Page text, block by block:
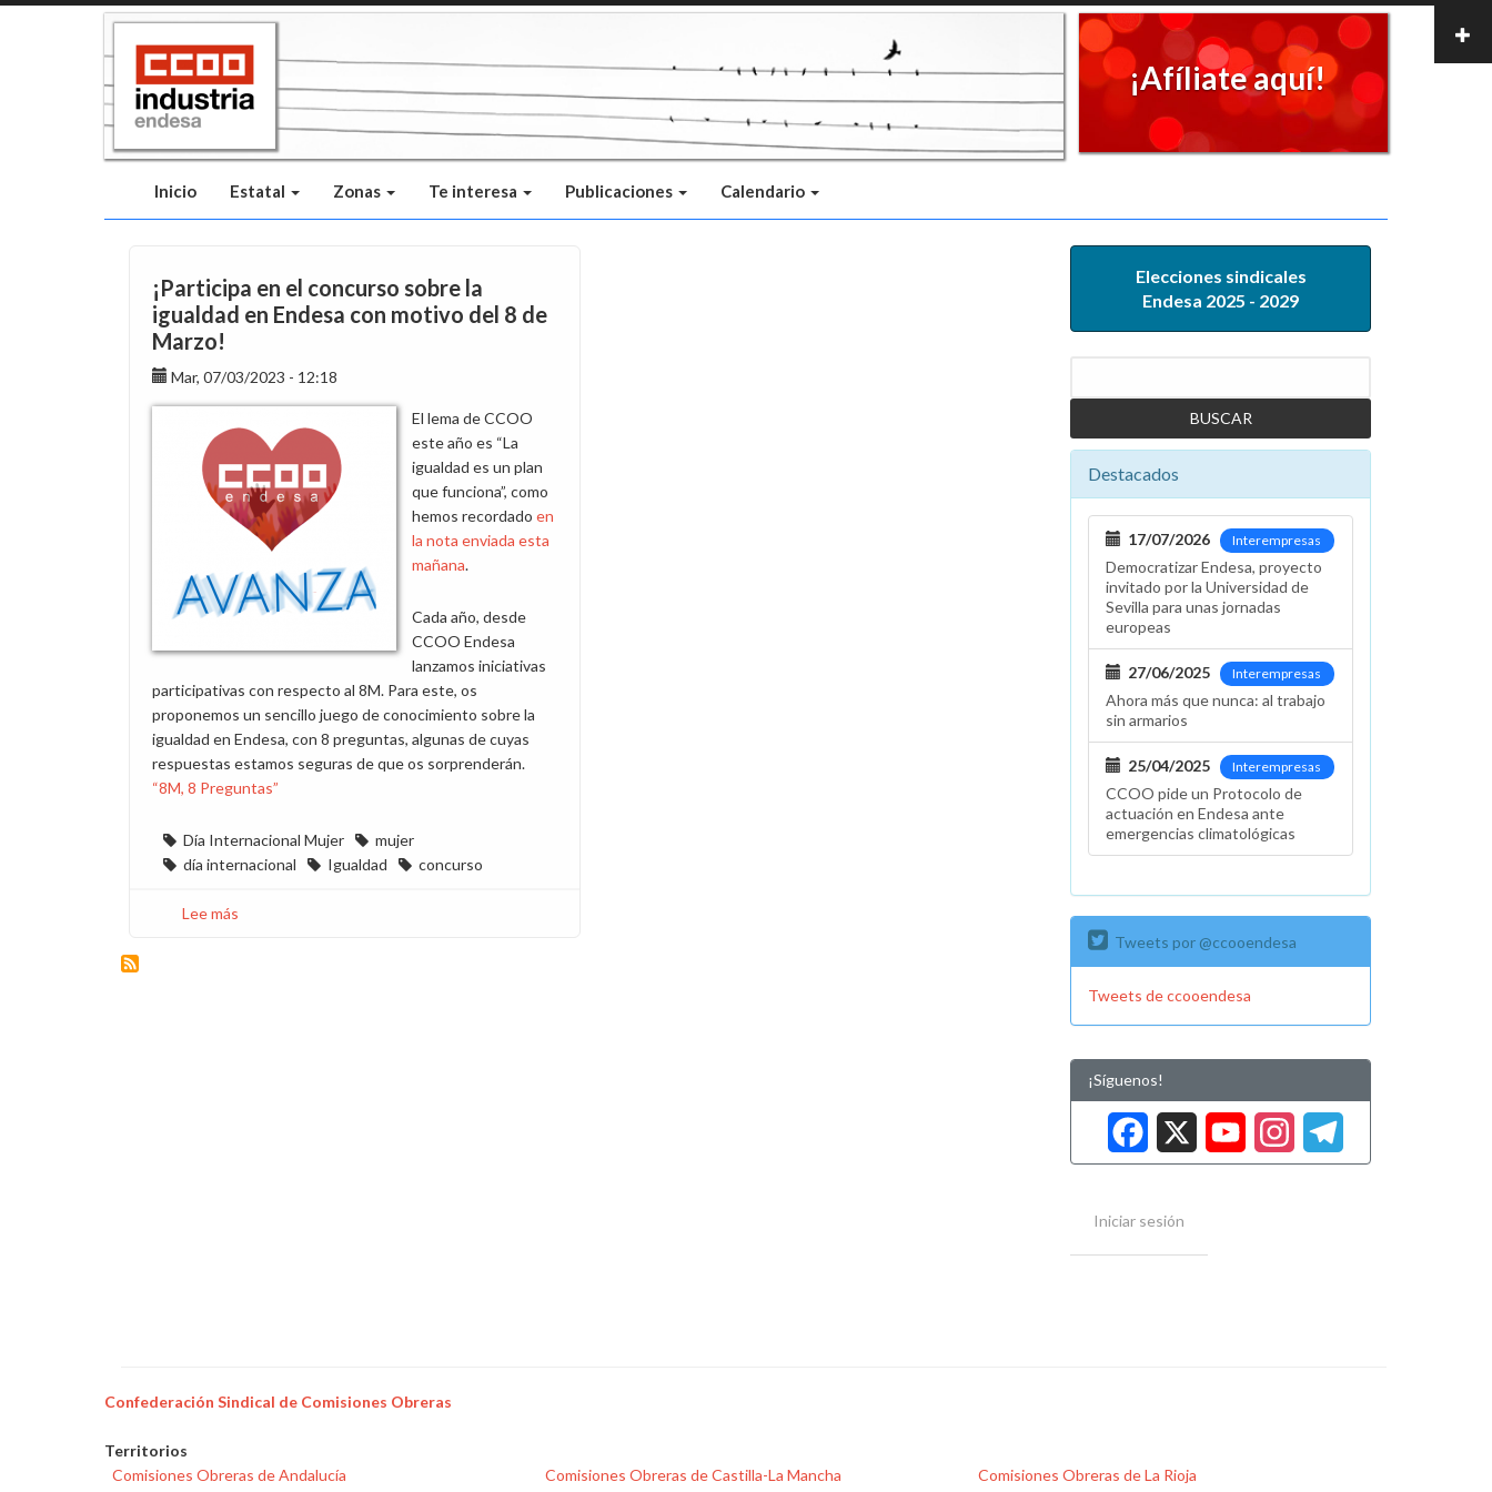
¡Afíliate aquí!
Inicio Estatal Zonas Te interesa Publicaciones Calendario
¡Participa en el concurso sobre la
igualdad en Endesa con motivo del 8 de
Marzo!
Mar, 07/03/2023 - 12:18
El lema de CCOO
este año es “La
igualdad es un plan
que funciona”, como
hemos recordado en
la nota enviada esta
mañana.
Cada año, desde
CCOO Endesa
lanzamos iniciativas
participativas con respecto al 8M. Para este, os
proponemos un sencillo juego de conocimiento sobre la
igualdad en Endesa, con 8 preguntas, algunas de cuyas
respuestas estamos seguras de que os sorprenderán.
“8M, 8 Preguntas”
Día Internacional Mujer
mujer
día internacional
Igualdad concurso
Lee más
Elecciones sindicales
Endesa 2025 - 2029
Destacados
Interempresas
17/07/2026
Democratizar Endesa, proyecto
invitado por la Universidad de
Sevilla para unas jornadas
europeas
Interempresas
27/06/2025
Ahora más que nunca: al trabajo
sin armarios
Interempresas
25/04/2025
CCOO pide un Protocolo de
actuación en Endesa ante
emergencias climatológicas
Tweets por @ccooendesa
Tweets de ccooendesa
¡Síguenos!
Facebook
XYouTube
Iniciar sesión
Confederación Sindical de Comisiones Obreras
Territorios
Comisiones Obreras de Andalucía
Comisiones Obreras de Castilla-La Mancha
Comisiones Obreras de La Rioja